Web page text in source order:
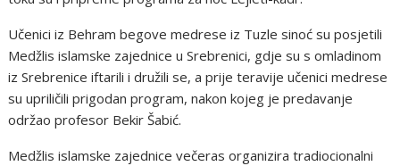
Učenici iz Behram begove medrese iz Tuzle sinoć su posjetili
Medžlis islamske zajednice u Srebrenici, gdje su s omladinom
iz Srebrenice iftarili i družili se, a prije teravije učenici medrese
su upriličili prigodan program, nakon kojeg je predavanje
održao profesor Bekir Šabić.
Medžlis islamske zajednice večeras organizira tradiocionalni